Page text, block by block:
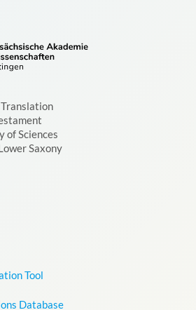
of Sciences
Saxony
Tool
Database